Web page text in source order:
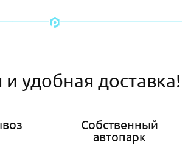
удобная доставка!
Собственный
автопарк